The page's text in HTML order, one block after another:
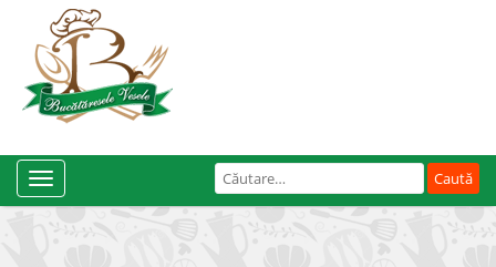
Caută
după:
Toggle
Navigation